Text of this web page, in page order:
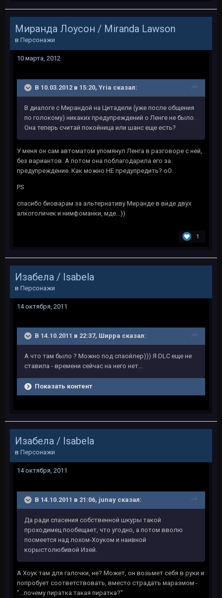
Миранда Лоусон / Miranda Lawson
в Персонажи
10 марта, 2012
В 10.03.2012 в 15:20, Yria сказал:
В диалоге с Мирандой на Цитадели (уже после общения
по голокому) никаких предупреждений о Ленге не было.
Она теперь считай покойница или шанс еще есть?
У меня он сам автоматом упомянул Ленга в разговоре с ней,
без вариантов. А потом она поблагодарила его за
предупреждение. Как можно НЕ предупредить? оО
PS
спасибо биоварам за альтернативу Миранде в виде двух
алкоголичек и нимфоманки, мде...))
1
Изабела / Isabela
в Персонажи
14 октября, 2011
В 14.10.2011 в 22:37, Ширра сказал:
А что там было ? Можно под спаойлер))) Я DLC еще не
ставила - времени сейчас на него нет...
Показать контент
Изабела / Isabela
в Персонажи
14 октября, 2011
В 14.10.2011 в 21:06, junay сказал:
Да ради спасения собственной шкуры такой
проходимец пообещает, что угодно, а потом вволю
посмеется над лохом-Хоуком и наивной
корыстолюбивой Изей.
А Хоук там для галочки, не? Может, он возьмет себя в руки и
попробует соответствовать, вместо страдать маразмом -
"...почему пиратка такая пиратка?"